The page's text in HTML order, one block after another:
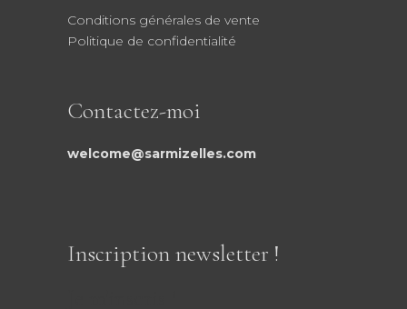
Conditions générales de vente
Politique de confidentialité
Contactez-moi
welcome@sarmizelles.com
Inscription newsletter !